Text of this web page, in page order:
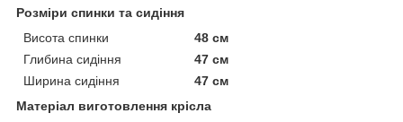
Розміри спинки та сидіння
Висота спинки
48 см
Глибина сидіння
47 см
Ширина сидіння
47 см
Матеріал виготовлення крісла